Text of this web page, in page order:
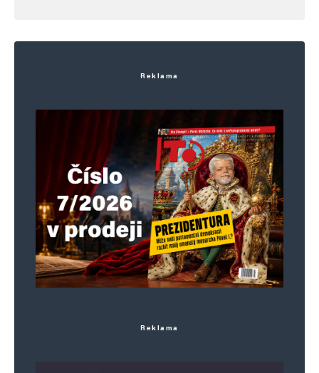
Vaše e-mailová adresa nebude zveřejněna.Vyžadované informace jsou
Jméno*
Reklama
Reklama